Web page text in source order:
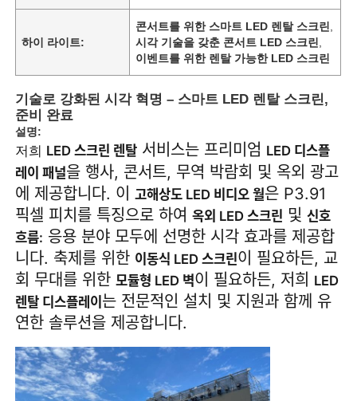
제품
하이 라이트:
콘서트를 위한 스마트 LED 렌탈 스크린
시각 기술을 갖춘 콘서트 LED 스크린
이벤트를 위한 렌탈 가능한 LED 스크린
기술로 강화된 시각 혁명 – 스마트 LED 렌탈 스크린,
준비 완료
설명:
저희 LED 스크린 렌탈 서비스는 프리미엄 LED 디스플
레이 패널을 행사, 콘서트, 무역 박람회 및 옥외 광고
에 제공합니다. 이고해상도 LED 비디오 월은 P3.91
픽셀 피치를 특징으로 하여옥외 LED 스크린 및신호
흐름: 응용 분야 모두에 선명한 시각 효과를 제공합
니다. 축제를 위한 이동식 LED 스크린이 필요하든, 교
회 무대를 위한모듈형 LED 벽이 필요하든, 저희 LED
렌탈 디스플레이 는 전문적인 설치 및 지원과 함께 유
연한 솔루션을 제공합니다.